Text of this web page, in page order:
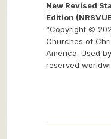
New Revised
Edition
“Copyright ©
Churches of
America. Used
reserved